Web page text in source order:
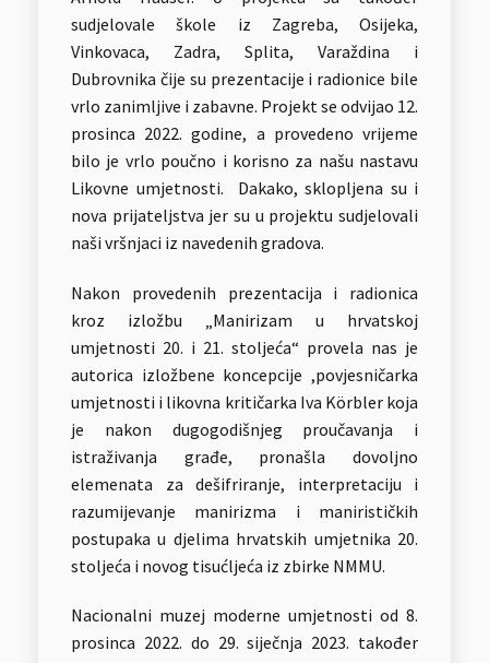
sudjelovale škole iz Zagreba, Osijeka,
Vinkovaca, Zadra, Splita, Varaždina i
Dubrovnika čije su prezentacije i radionice bile
vrlo zanimljive i zabavne. Projekt se odvijao 12.
prosinca 2022. godine, a provedeno vrijeme
bilo je vrlo poučno i korisno za našu nastavu
Likovne umjetnosti. Dakako, sklopljena su i
nova prijateljstva jer su u projektu sudjelovali
naši vršnjaci iz navedenih gradova.
Nakon provedenih prezentacija i radionica
kroz izložbu „Manirizam u hrvatskoj
umjetnosti 20. i 21. stoljeća“ provela nas je
autorica izložbene koncepcije ,povjesničarka
umjetnosti i likovna kritičarka Iva Körbler koja
je nakon dugogodišnjeg proučavanja i
istraživanja građe, pronašla dovoljno
elemenata za dešifriranje, interpretaciju i
razumijevanje manirizma i manirističkih
postupaka u djelima hrvatskih umjetnika 20.
stoljeća i novog tisućljeća iz zbirke NMMU.
Nacionalni muzej moderne umjetnosti od 8.
prosinca 2022. do 29. siječnja 2023. također